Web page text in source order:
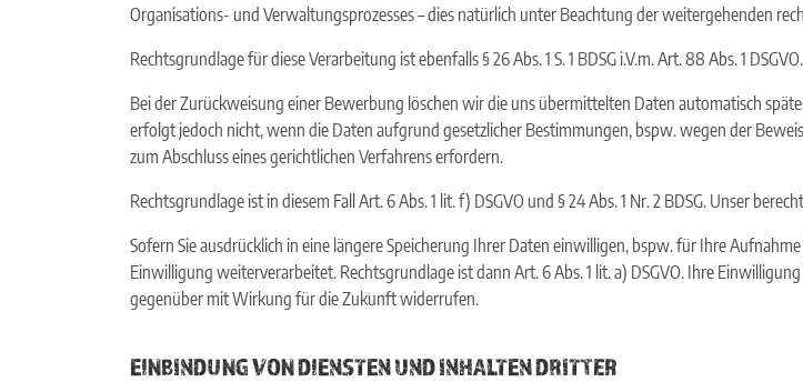
Organisations- und Verwaltungsprozesses – dies natürlich unter Beachtung der weitergehenden
Rechtsgrundlage für diese Verarbeitung ist ebenfalls § 26 Abs. 1 S. 1 BDSG i.V.m. Art. 88 Abs. 1 DSGVO.
Bei der Zurückweisung einer Bewerbung löschen wir die uns übermittelten Daten automatisch
erfolgt jedoch nicht, wenn die Daten aufgrund gesetzlicher Bestimmungen, bspw. wegen der
zum Abschluss eines gerichtlichen Verfahrens erfordern.
Rechtsgrundlage ist in diesem Fall Art. 6 Abs. 1 lit. f) DSGVO und § 24 Abs. 1 Nr. 2 BDSG. Unser
Sofern Sie ausdrücklich in eine längere Speicherung Ihrer Daten einwilligen, bspw. für Ihre
Einwilligung weiterverarbeitet. Rechtsgrundlage ist dann Art. 6 Abs. 1 lit. a) DSGVO. Ihre
gegenüber mit Wirkung für die Zukunft widerrufen.
EINBINDUNG VON DIENSTEN UND INHALTEN DRITTER